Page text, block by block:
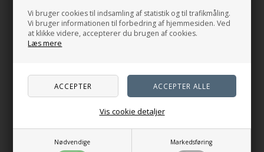
Vi bruger cookies til indsamling af statistik og til trafikmåling.
Vi bruger informationen til forbedring af hjemmesiden. Ved
at klikke videre, accepterer du brugen af cookies.
Læs mere
Nødvendige Markedsføring
Vis cookie detaljer
Sommerflor
På lager
På lager
Andre købte også